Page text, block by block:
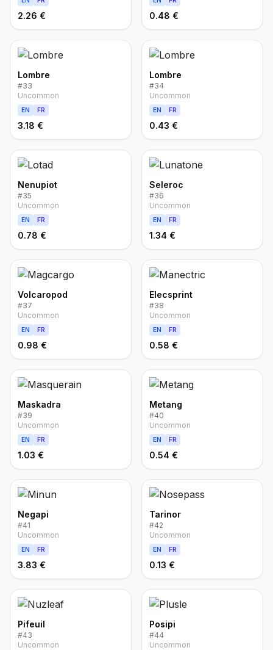
2.26 € 0.48 €
Lombre
#33
Uncommon
EN FR
3.18 €
Lombre
#34
Uncommon
EN FR
0.43 €
Nenupiot
#35
Uncommon
EN FR
0.78 €
Seleroc
#36
Uncommon
EN FR
1.34 €
Volcaropod
#37
Uncommon
EN FR
0.98 €
Elecsprint
#38
Uncommon
EN FR
0.58 €
Maskadra
#39
Uncommon
EN FR
1.03 €
Metang
#40
Uncommon
EN FR
0.54 €
Negapi
#41
Uncommon
EN FR
3.83 €
Tarinor
#42
Uncommon
EN FR
0.13 €
Pifeuil
#43
Uncommon
Posipi
#44
Uncommon